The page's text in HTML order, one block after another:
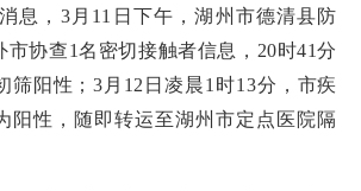
息，3月11日下午，湖州市德清县防
市协查1名密切接触者信息，20时41分
筛阳性；3月12日凌晨1时13分，市疾
阳性，随即转运至湖州市定点医院隔